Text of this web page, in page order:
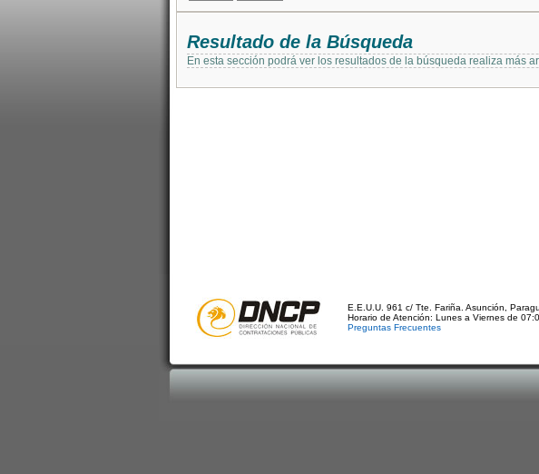
Resultado de la Búsqueda
En esta sección podrá ver los resultados de la búsqueda realiza más
E.E.U.U. 961 c/ Tte. Fariña. Asunción,
Horario de Atención: Lunes a Viernes de
Preguntas Frecuentes